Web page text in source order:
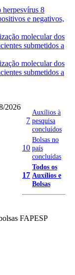
herpesvírus 8
e negativos,
molecular dos
submetidos a
molecular dos
submetidos a
2026
7
Auxílios à
pesquisa
concluídos
10
Bolsas no
país
concluídas
17
Todos os
Auxílios e
Bolsas
FAPESP